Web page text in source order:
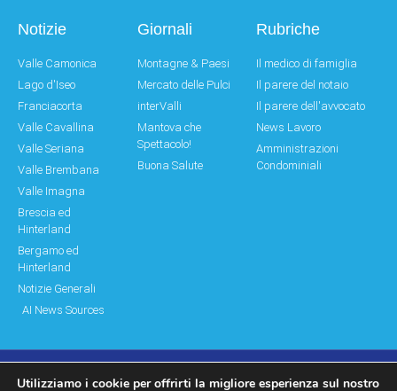
Notizie
Valle Camonica
Lago d'Iseo
Franciacorta
Valle Cavallina
Valle Seriana
Valle Brembana
Valle Imagna
Brescia ed
Hinterland
Bergamo ed
Hinterland
Notizie Generali
AI News Sources
Giornali
Montagne & Paesi
Mercato delle Pulci
interValli
Mantova che
Spettacolo!
Buona Salute
Rubriche
Il medico di famiglia
Il parere del notaio
Il parere dell'avvocato
News Lavoro
Amministrazioni
Condominiali
© Copyright 2011 – 2026 Montagne & Paesi
Utilizziamo i cookie per offrirti la migliore esperienza sul nostro